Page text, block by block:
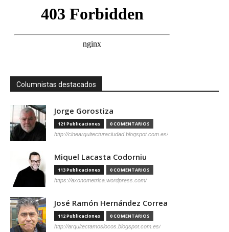
Columnistas destacados
Jorge Gorostiza
121 Publicaciones 0 COMENTARIOS
http://cinearquitecturaciudad.blogspot.com.es/
Miquel Lacasta Codorniu
113 Publicaciones 0 COMENTARIOS
https://axonometrica.wordpress.com/
José Ramón Hernández Correa
112 Publicaciones 0 COMENTARIOS
http://arquitectamoslocos.blogspot.com.es/